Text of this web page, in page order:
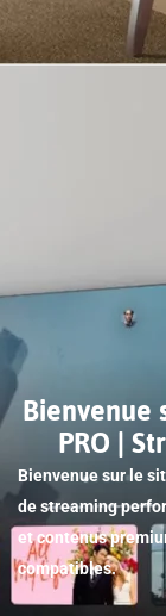
Bienvenue
PRO |
Bienvenue sur le
de streaming
et contenus
compatibles.